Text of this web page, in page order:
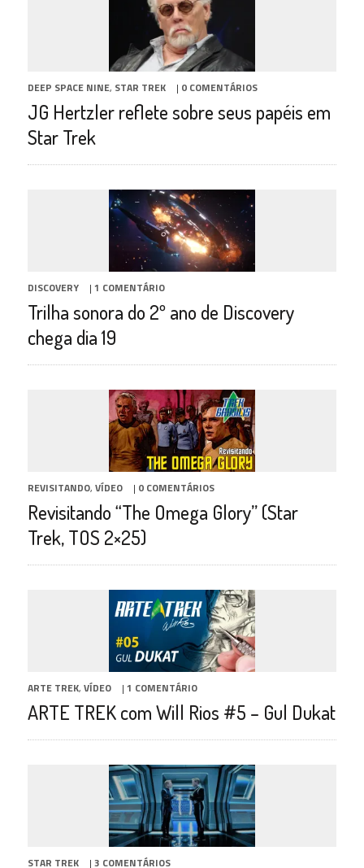
DEEP SPACE NINE, STAR TREK | 0 COMENTÁRIOS
JG Hertzler reflete sobre seus papéis em
Star Trek
DISCOVERY | 1 COMENTÁRIO
Trilha sonora do 2º ano de Discovery
chega dia 19
REVISITANDO, VÍDEO | 0 COMENTÁRIOS
Revisitando “The Omega Glory” (Star
Trek, TOS 2×25)
ARTE TREK, VÍDEO | 1 COMENTÁRIO
ARTE TREK com Will Rios #5 – Gul Dukat
STAR TREK | 3 COMENTÁRIOS